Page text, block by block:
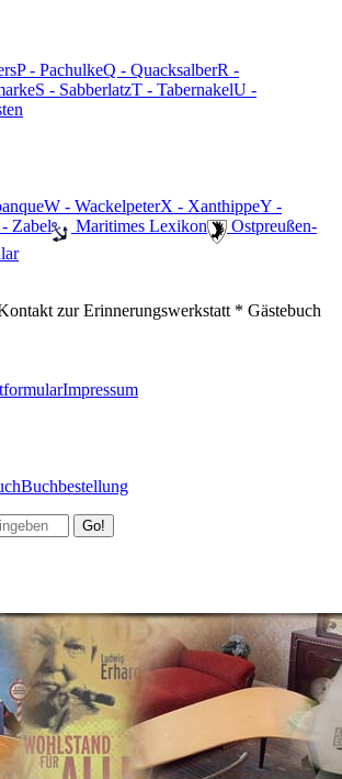
P - PachulkeQ - QuacksalberR -
S - SabberlatzT - TabernakelU -
W - WackelpeterX - XanthippeY -
Zabel ️ Maritimes Lexikon
️ Ostpreußen-
zur Erinnerungswerkstatt * Gästebuch
Impressum
Buchbestellung